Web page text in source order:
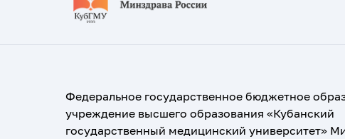
Федеральное государственное бюджетное
учреждение высшего образования «Кубанский
государственный медицинский университет»